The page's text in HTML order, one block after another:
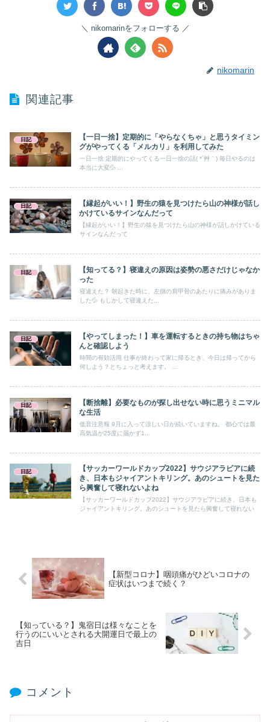
nikomarinをフォローする
nikomarin
関連記事
日記
【一日一捨】定期的に「やらなくちゃ」と思うタイミン
グがやってくる「メルカリ」を利用してみた
一日一捨 定期的にやってくる一日一捨の話( *´艸｀) 毎日やるのは
本当に大変💦 ...
日記
【縁起がいい！】野生の猿を見つけたら山の神様が話し
かけているサインなんだって
【縁起がいい！】野生の猿を見つけたら山の神様が話しかけている
サインなんだって
日記
【知ってる？】寝違えの原因は姿勢の悪さだけじゃなか
った
寝違えた？ 朝起きた時に、左側の肩甲骨のあたりに痛みがありま
した💦 もしかして寝違えた...
日記
【やってしまった！】車を運転するときの持ち物はちゃ
んと確認しよう
時間の有効活用 仕事が終わって家に帰るとき、今日は帰ってから
何しよう？とちょっと考えます。 ...
日記
【断捨離】必要なものが探し出せない時に思うミニマル
な生活
低音注意報 9月に入って涼しい日が続いていますね。 都心では最
高気温が25度に届かず1...
日記
【サッカーワールドカップ2022】サウジアラビアに続
き、日本もジャイアントキリング。あのシュートを見た
ら興奮して寝れないよね
【サッカーワールドカップ2022】サウジアラビアに続き、日本も
ジャイアントキリング。あのシュートを見たら興奮して寝れない
【新型コロナ】咽頭痛がひどいコロナの
症状はいつまで続く？
【知っている？】鬼宿日は様々なことを
行うのにいいとされる大開運日で最上の
吉日
コメント